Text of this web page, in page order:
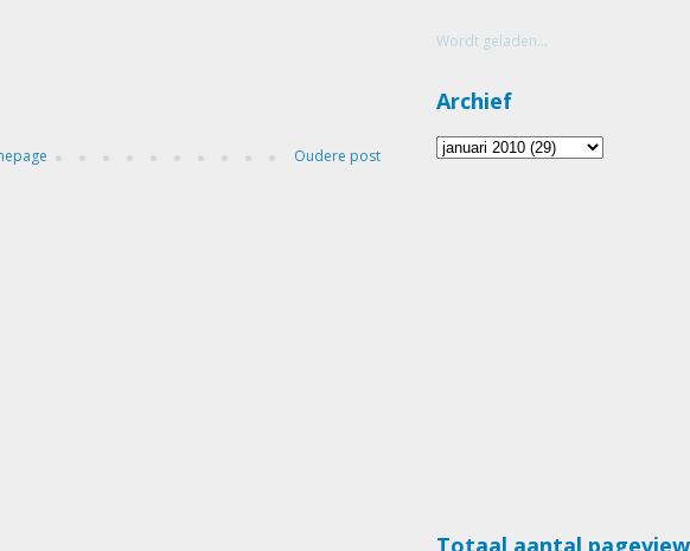
Oudere post
Wordt geladen...
Archief
Totaal aantal